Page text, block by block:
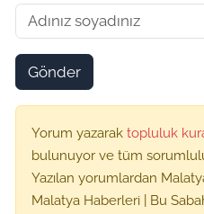
Gönder
Yorum yazarak topluluk
bulunuyor ve tüm
Yazılan yorumlardan
Malatya Haberleri | Bu